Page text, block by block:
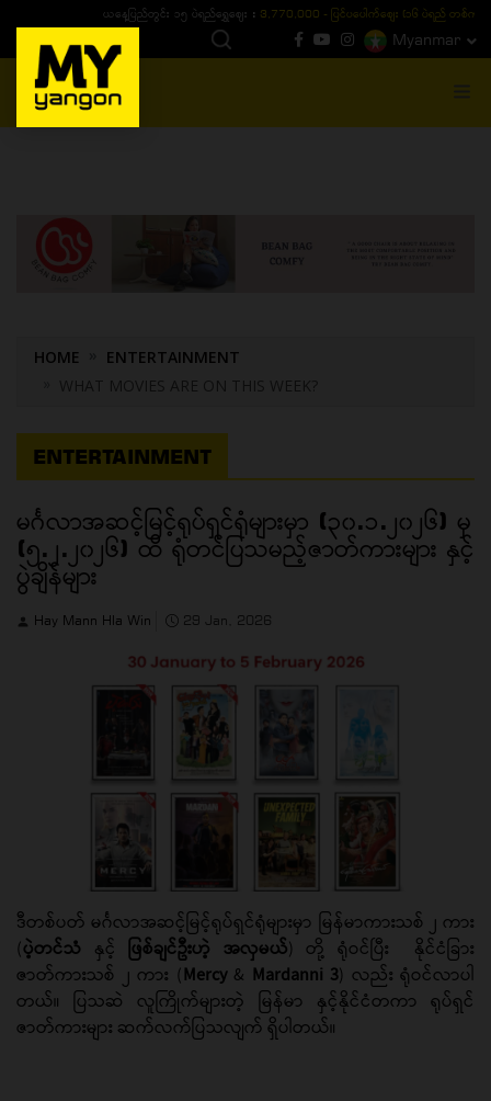
ယနေ့ပြည်တွင်း ၁၅ ပဲရည်ရွှေဈေး : 3,770,000 - ပြင်ပပေါက်စျေး (၁၆ ပဲရည် တစ်ကျပ်
Myanmar
MENU
HOME
ENTERTAINMENT
WHAT MOVIES ARE ON THIS WEEK?
ENTERTAINMENT
မင်္ဂလာအဆင့်မြင့်ရုပ်ရှင်ရုံများမှာ (၃၀.၁.၂၀၂၆) မှ
(၅.၂.၂၀၂၆) ထိ ရုံတင်ပြသမည့်ဇာတ်ကားများ နှင့်
ပွဲချိန်များ
Hay Mann Hla Win 29 Jan, 2026
ဒီတစ်ပတ် မင်္ဂလာအဆင့်မြင့်ရုပ်ရှင်ရုံများမှာ မြန်မာကားသစ် ၂ ကား
(ပဲ့တင်သံ နှင့် ဖြစ်ချင်ဦးဟဲ့ အလှမယ်) တို့ ရုံဝင်ပြီး နိုင်ငံခြား
ဇာတ်ကားသစ် ၂ ကား (Mercy & Mardanni 3) လည်း ရုံဝင်လာပါ
တယ်။ ပြသဆဲ လူကြိုက်များတဲ့ မြန်မာ နှင့်နိုင်ငံတကာ ရုပ်ရှင်
ဇာတ်ကားများ ဆက်လက်ပြသလျက် ရှိပါတယ်။